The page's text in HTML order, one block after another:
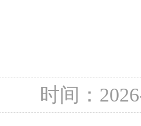
时间：